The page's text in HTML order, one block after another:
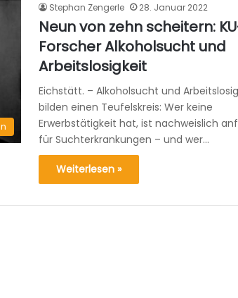
Stephan Zengerle 28. Januar 2022
Neun von zehn scheitern:
Forscher Alkoholsucht und
Arbeitslosigkeit
Eichstätt. – Alkoholsucht und
bilden einen Teufelskreis: Wer keine
Erwerbstätigkeit hat, ist nachweislich
für Suchterkrankungen – und wer…
Weiterlesen »